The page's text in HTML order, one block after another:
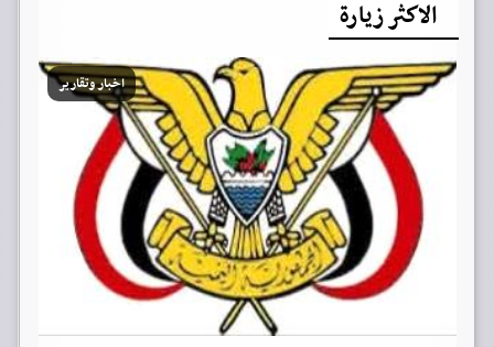
الاكثر زيارة
اخبار وتقارير